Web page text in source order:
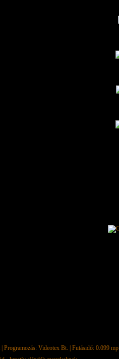
| Programozás: Videotex Bt. | Futásidő: 0.099 mp